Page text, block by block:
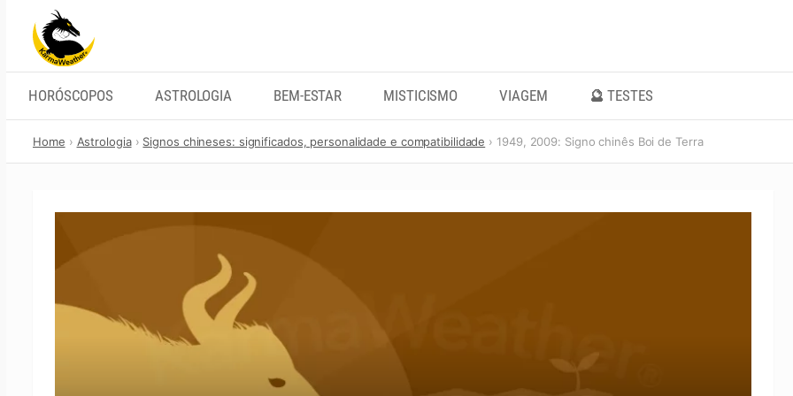
content
HORÓSCOPOS ASTROLOGIA BEM-ESTAR MISTICISMO VIAGEM 🔮 TESTES
Home Astrologia Signos chineses: significados, personalidade e compatibilidade 1949, 2009: Signo chinês Boi de Terra